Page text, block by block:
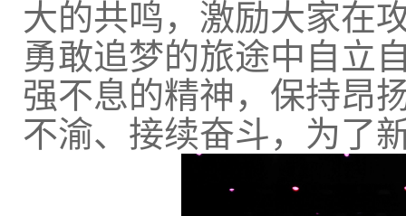
大的共鸣，激励大家在
勇敢追梦的旅途中自立
强不息的精神，保持昂
不渝、接续奋斗，为了